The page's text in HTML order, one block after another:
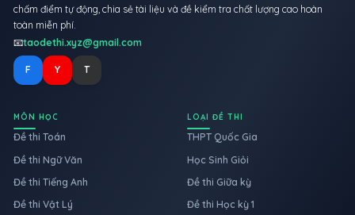
chấm điểm tự động, chia sẻ tài liệu và đề kiểm tra chất lượng cao hoàn
toàn miễn phí.
📧taodethi.xyz@gmail.com
F Y T
MÔN HỌC
Đề thi Toán
Đề thi Ngữ Văn
Đề thi Tiếng Anh
Đề thi Vật Lý
LOẠI ĐỀ THI
THPT Quốc Gia
Học Sinh Giỏi
Đề thi Giữa kỳ
Đề thi Học kỳ 1